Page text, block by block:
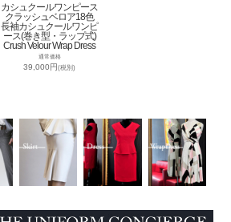
カシュクールワンピース
クラッシュベロア18色
長袖カシュクールワンピ
ース(巻き型・ラップ式)
Crush Velour Wrap Dress
通常価格
39,000円(税別)